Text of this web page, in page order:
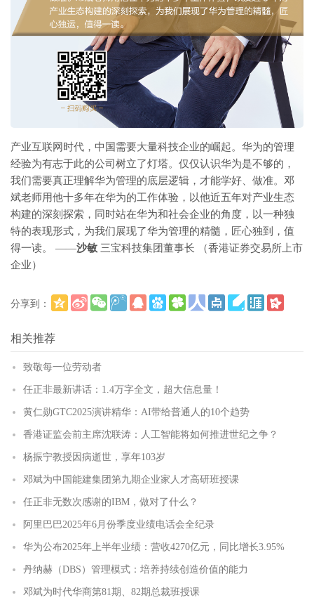
产业互联网时代，中国需要大量科技企业的崛起。华为的管理
经验为有志于此的公司树立了灯塔。仅仅认识华为是不够的，
我们需要真正理解华为管理的底层逻辑，才能学好、做准。邓
斌老师用他十多年在华为的工作体验，以他近五年对产业生态
构建的深刻探索，同时站在华为和社会企业的角度，以一种独
特的表现形式，为我们展现了华为管理的精髓，匠心独到，值
得一读。 ——沙敏 三宝科技集团董事长 （香港证券交易所上市
企业）
分享到：
相关推荐
致敬每一位劳动者
任正非最新讲话：1.4万字全文，超大信息量！
黄仁勋GTC2025演讲精华：AI带给普通人的10个趋势
香港证监会前主席沈联涛：人工智能将如何推进世纪之争？
杨振宁教授因病逝世，享年103岁
邓斌为中国能建集团第九期企业家人才高研班授课
任正非无数次感谢的IBM，做对了什么？
阿里巴巴2025年6月份季度业绩电话会全纪录
华为公布2025年上半年业绩：营收4270亿元，同比增长3.95%
丹纳赫（DBS）管理模式：培养持续创造价值的能力
邓斌为时代华商第81期、82期总裁班授课